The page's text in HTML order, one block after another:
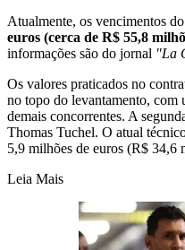
Atualmente, os vencimentos
euros (cerca de R$ 55,8
informações são do jornal "La
Os valores praticados no
no topo do levantamento, com
demais concorrentes. A
Thomas Tuchel. O atual
5,9 milhões de euros (R$ 34,6
Leia Mais